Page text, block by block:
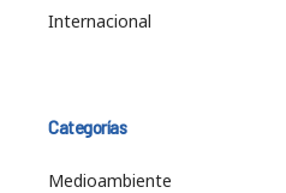
Internacional
Categorías
Medioambiente